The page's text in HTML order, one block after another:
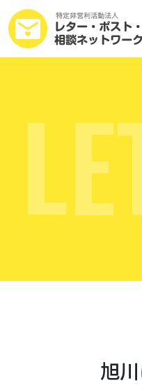
LE
旭